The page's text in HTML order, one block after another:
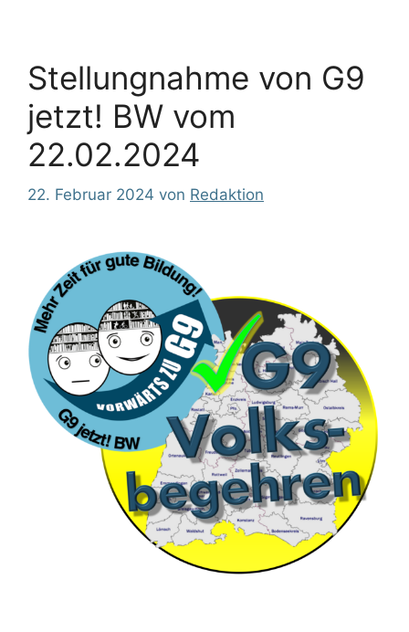
Stellungnahme von G9
jetzt! BW vom
22.02.2024
22. Februar 2024 von Redaktion